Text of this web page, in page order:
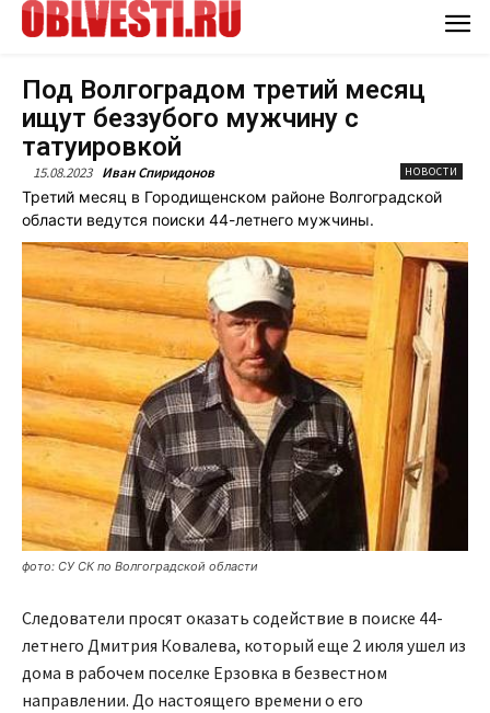
Под Волгоградом третий месяц
ищут беззубого мужчину с
татуировкой
15.08.2023 Иван Спиридонов НОВОСТИ
Третий месяц в Городищенском районе Волгоградской
области ведутся поиски 44-летнего мужчины.
фото: СУ СК по Волгоградской области
Следователи просят оказать содействие в поиске 44-
летнего Дмитрия Ковалева, который еще 2 июля ушел из
дома в рабочем поселке Ерзовка в безвестном
направлении. До настоящего времени о его